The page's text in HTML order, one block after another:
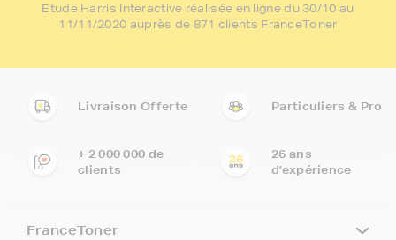
Etude Harris Interactive réalisée en ligne du 30/10 au
11/11/2020 auprès de 871 clients FranceToner
Livraison Offerte Particuliers & Pro
+ 2 000 000 de
clients
26 ans
d'expérience
FranceToner